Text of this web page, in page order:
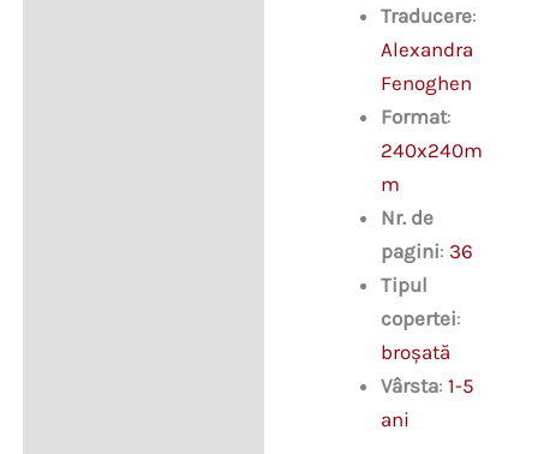
Traducere:
Alexandra
Fenoghen
Format:
240x240m
m
Nr. de
pagini: 36
Tipul
copertei:
broșată
Vârsta: 1-5
ani